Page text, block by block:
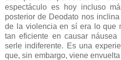
espectáculo es hoy incluso
posterior de Deodato nos
de la violencia en sí era lo que
tan eficiente en causar
serle indiferente. Es una
que, sin embargo, viene